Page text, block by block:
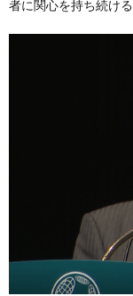
者に関心を持ち続ける